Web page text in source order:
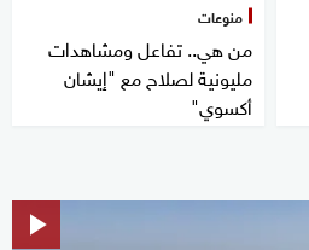
منوعات
من هي.. تفاعل ومشاهدات
مليونية لصلاح مع "إيشان
أكسوي"